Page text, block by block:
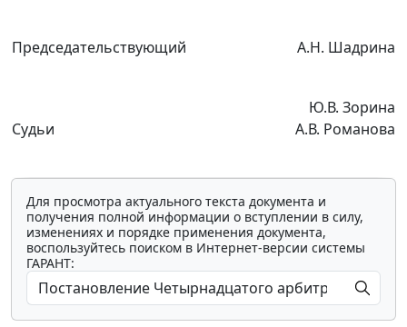
Председательствующий А.Н. Шадрина
Судьи
Ю.В. Зорина
А.В. Романова
Для просмотра актуального текста документа и
получения полной информации о вступлении в силу,
изменениях и порядке применения документа,
воспользуйтесь поиском в Интернет-версии системы
ГАРАНТ: